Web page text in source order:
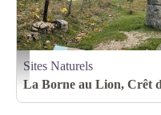
Sites Naturels
La Borne au Lion, Crêt